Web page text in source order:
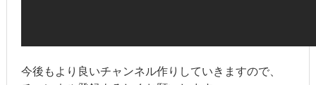
今後もより良いチャンネル作りしていきますので、